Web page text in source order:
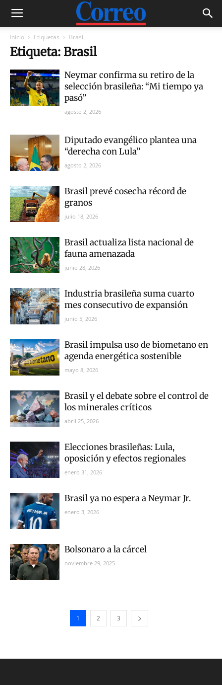
Inicio Etiquetas Brasil
Etiqueta: Brasil
Neymar confirma su retiro de la
selección brasileña: “Mi tiempo ya
pasó”
agosto 2, 2026
Diputado evangélico plantea una
“derecha con Lula”
agosto 2, 2026
Brasil prevé cosecha récord de
granos
julio 18, 2026
Brasil actualiza lista nacional de
fauna amenazada
junio 28, 2026
Industria brasileña suma cuarto
mes consecutivo de expansión
junio 5, 2026
Brasil impulsa uso de biometano en
agenda energética sostenible
mayo 8, 2026
Brasil y el debate sobre el control de
los minerales críticos
abril 25, 2026
Elecciones brasileñas: Lula,
oposición y efectos regionales
enero 31, 2026
Brasil ya no espera a Neymar Jr.
enero 3, 2026
Bolsonaro a la cárcel
noviembre 29, 2025
1 2 3